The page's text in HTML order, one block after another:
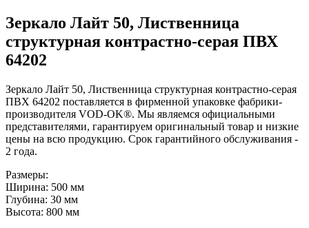
Зеркало Лайт 50, Лиственница
структурная контрастно-серая ПВХ
64202
Зеркало Лайт 50, Лиственница структурная контрастно-серая
ПВХ 64202 поставляется в фирменной упаковке фабрики-
производителя VOD-OK®. Мы являемся официальными
представителями, гарантируем оригинальный товар и низкие
цены на всю продукцию. Срок гарантийного обслуживания -
2 года.
Размеры:
Ширина: 500 мм
Глубина: 30 мм
Высота: 800 мм